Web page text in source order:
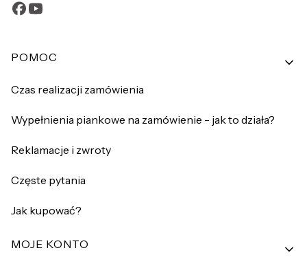
Linki w stopce
POMOC
Czas realizacji zamówienia
Wypełnienia piankowe na zamówienie - jak to działa?
Reklamacje i zwroty
Częste pytania
Jak kupować?
MOJE KONTO